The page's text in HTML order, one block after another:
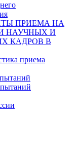
ПРИЕМА НА
НАУЧНЫХ И
КАДРОВ В
приема